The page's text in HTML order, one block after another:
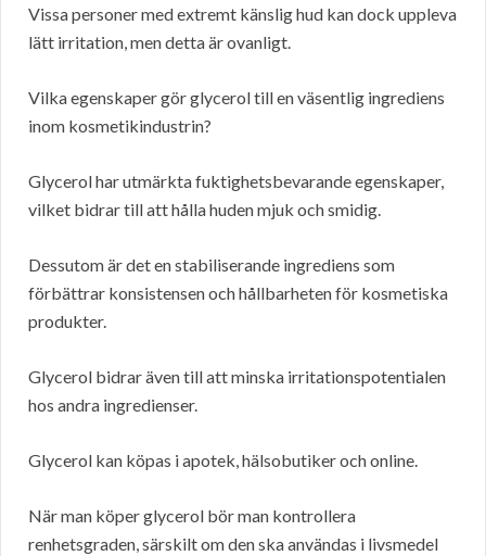
Vissa personer med extremt känslig hud kan dock uppleva
lätt irritation, men detta är ovanligt.
Vilka egenskaper gör glycerol till en väsentlig ingrediens
inom kosmetikindustrin?
Glycerol har utmärkta fuktighetsbevarande egenskaper,
vilket bidrar till att hålla huden mjuk och smidig.
Dessutom är det en stabiliserande ingrediens som
förbättrar konsistensen och hållbarheten för kosmetiska
produkter.
Glycerol bidrar även till att minska irritationspotentialen
hos andra ingredienser.
Glycerol kan köpas i apotek, hälsobutiker och online.
När man köper glycerol bör man kontrollera
renhetsgraden, särskilt om den ska användas i livsmedel